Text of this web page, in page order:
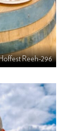
Reeh-296